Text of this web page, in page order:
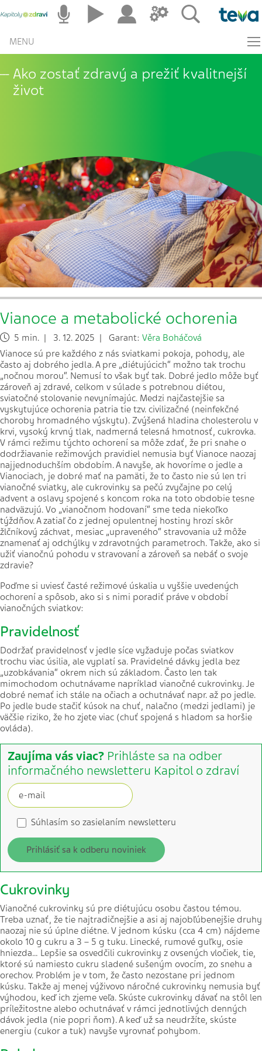
MENU
Ako zostať zdravý a prežiť kvalitnejší
život
Vianoce a metabolické ochorenia
5 min. | 3. 12. 2025 | Garant: Věra Boháčová
Vianoce sú pre každého z nás sviatkami pokoja, pohody, ale
často aj dobrého jedla. A pre „diétujúcich“ možno tak trochu
„nočnou morou“. Nemusí to však byť tak. Dobré jedlo môže byť
zároveň aj zdravé, celkom v súlade s potrebnou diétou,
sviatočné stolovanie nevynímajúc. Medzi najčastejšie sa
vyskytujúce ochorenia patria tie tzv. civilizačné (neinfekčné
choroby hromadného výskytu). Zvýšená hladina cholesterolu v
krvi, vysoký krvný tlak, nadmerná telesná hmotnosť, cukrovka.
V rámci režimu týchto ochorení sa môže zdať, že pri snahe o
dodržiavanie režimových pravidiel nemusia byť Vianoce naozaj
najjednoduchším obdobím. A navyše, ak hovoríme o jedle a
Vianociach, je dobré mať na pamäti, že to často nie sú len tri
vianočné sviatky, ale cukrovinky sa pečú zvyčajne po celý
advent a oslavy spojené s koncom roka na toto obdobie tesne
nadväzujú. Vo „vianočnom hodovaní“ sme teda niekoľko
týždňov. A zatiaľ čo z jednej opulentnej hostiny hrozí skôr
žlčníkový záchvat, mesiac „upraveného“ stravovania už môže
znamenať aj odchýlky v zdravotných parametroch. Takže, ako si
užiť vianočnú pohodu v stravovaní a zároveň sa nebáť o svoje
zdravie?
Poďme si uviesť časté režimové úskalia u vyššie uvedených
ochorení a spôsob, ako si s nimi poradiť práve v období
vianočných sviatkov:
Pravidelnosť
Dodržať pravidelnosť v jedle síce vyžaduje počas sviatkov
trochu viac úsilia, ale vyplatí sa. Pravidelné dávky jedla bez
„uzobkávania“ okrem nich sú základom. Často len tak
mimochodom ochutnávame napríklad vianočné cukrovinky. Je
dobré nemať ich stále na očiach a ochutnávať napr. až po jedle.
Po jedle bude stačiť kúsok na chuť, nalačno (medzi jedlami) je
väčšie riziko, že ho zjete viac (chuť spojená s hladom sa horšie
ovláda).
Zaujíma vás viac? Prihláste sa na odber
informačného newsletteru Kapitol o zdraví
Súhlasím so zasielaním newsletteru
Prihlásiť sa k odberu noviniek
Cukrovinky
Vianočné cukrovinky sú pre diétujúcu osobu častou témou.
Treba uznať, že tie najtradičnejšie a asi aj najobľúbenejšie druhy
naozaj nie sú úplne diétne. V jednom kúsku (cca 4 cm) nájdeme
okolo 10 g cukru a 3 – 5 g tuku. Linecké, rumové guľky, osie
hniezda… Lepšie sa osvedčili cukrovinky z ovsených vločiek, tie,
ktoré sú namiesto cukru sladené sušeným ovocím, zo snehu a
orechov. Problém je v tom, že často nezostane pri jednom
kúsku. Takže aj menej výživovo náročné cukrovinky nemusia byť
výhodou, keď ich zjeme veľa. Skúste cukrovinky dávať na stôl len
príležitostne alebo ochutnávať v rámci jednotlivých denných
dávok jedla (nie popri ňom). A keď už sa neudržíte, skúste
energiu (cukor a tuk) navyše vyrovnať pohybom.